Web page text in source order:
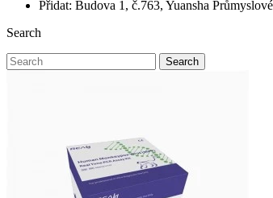
Přidat: Budova 1, č.763, Yuansha
Search
Search